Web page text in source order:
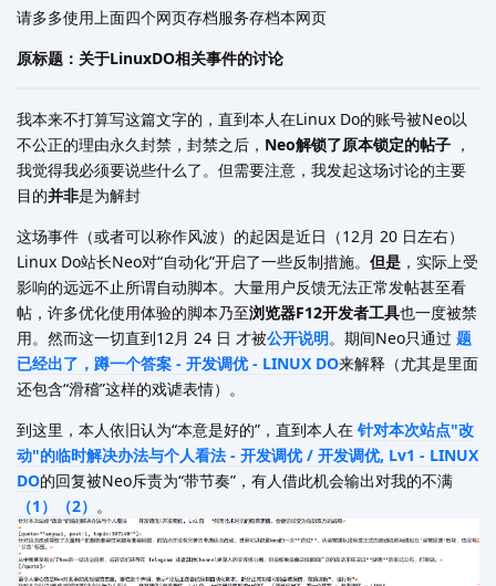
请多多使用上面四个网页存档服务存档本网页
原标题：关于LinuxDO相关事件的讨论
我本来不打算写这篇文字的，直到本人在Linux Do的账号被Neo以
不公正的理由永久封禁，封禁之后， Neo解锁了原本锁定的帖子 ，
我觉得我必须要说些什么了。但需要注意，我发起这场讨论的主要
目的并非是为解封
这场事件（或者可以称作风波）的起因是近日（12月 20 日左右）
Linux Do站长Neo对“自动化”开启了一些反制措施。 但是 ，实际上受
影响的远远不止所谓自动脚本。大量用户反馈无法正常发帖甚至看
帖，许多优化使用体验的脚本乃至浏览器F12开发者工具也一度被禁
用。然而这一切直到12月 24 日 才被公开说明。期间Neo只通过 题
已经出了，蹲一个答案 - 开发调优 - LINUX DO来解释（尤其是里面
还包含“滑稽”这样的戏谑表情）。
到这里，本人依旧认为“本意是好的”，直到本人在 针对本次站点"改
动"的临时解决办法与个人看法 - 开发调优 / 开发调优, Lv1 - LINUX
DO的回复被Neo斥责为“带节奏”，有人借此机会输出对我的不满
（1）
（2） 。